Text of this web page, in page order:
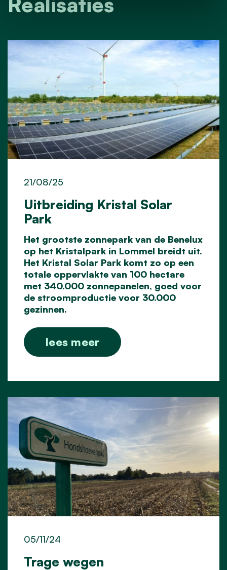
Uitbreiding Kristal Solar
Park
21/08/25
Het grootste zonnepark van de Benelux
op het Kristalpark in Lommel breidt uit.
Het Kristal Solar Park komt zo op een
totale oppervlakte van 100 hectare
met 340.000 zonnepanelen, goed voor
de stroomproductie voor 30.000
gezinnen.
lees meer
Trage wegen
05/11/24